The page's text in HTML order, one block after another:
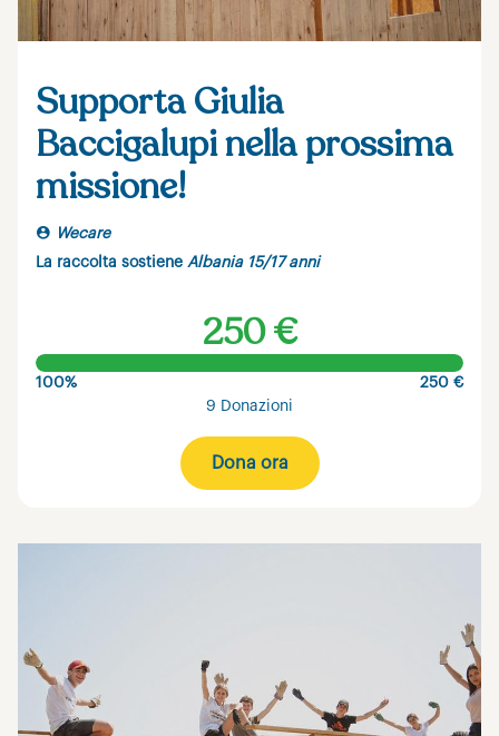
Supporta Giulia
Baccigalupi nella prossima
missione!
Wecare
La raccolta sostiene Albania 15/17 anni
250 €
100%
250 €
9 Donazioni
Dona ora